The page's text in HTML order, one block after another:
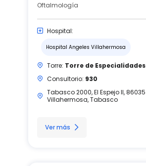
Oftalmología
Hospital:
Hospital Angeles Villahermosa
Torre: Torre de Especialidades
Consultorio: 930
Tabasco 2000, El Espejo II, 86035
Villahermosa, Tabasco
Ver más